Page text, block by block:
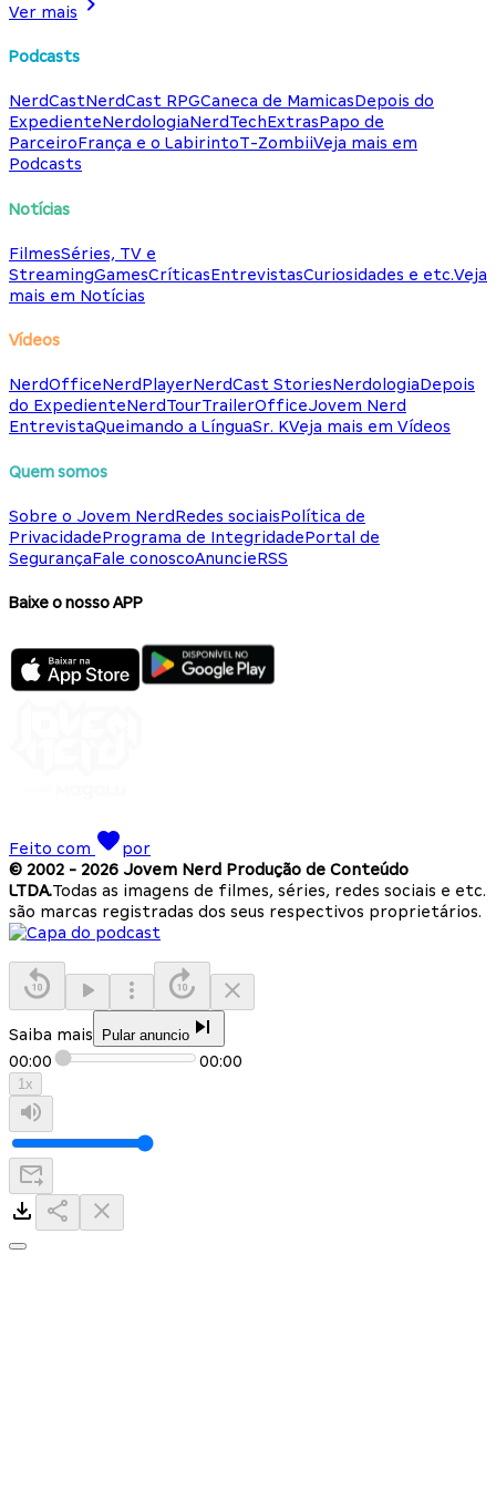
Ver mais
Podcasts
NerdCastNerdCast RPGCaneca de MamicasDepois do
ExpedienteNerdologiaNerdTechExtrasPapo de
ParceiroFrança e o LabirintoT-ZombiiVeja mais em
Podcasts
Notícias
FilmesSéries, TV e
StreamingGamesCríticasEntrevistasCuriosidades e etc.Veja
mais em Notícias
Vídeos
NerdOfficeNerdPlayerNerdCast StoriesNerdologiaDepois
do ExpedienteNerdTourTrailerOfficeJovem Nerd
EntrevistaQueimando a LínguaSr. KVeja mais em Vídeos
Quem somos
Sobre o Jovem NerdRedes sociaisPolítica de
PrivacidadePrograma de IntegridadePortal de
SegurançaFale conoscoAnuncieRSS
Baixe o nosso APP
Feito com
por
© 2002 - 2026 Jovem Nerd Produção de Conteúdo
LTDA.Todas as imagens de filmes, séries, redes sociais e etc.
são marcas registradas dos seus respectivos proprietários.
Saiba mais Pular anuncio
00:00 00:00
1x